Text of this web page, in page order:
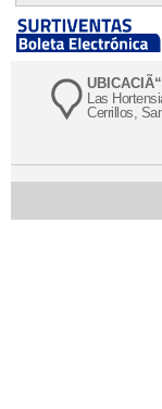
Las
Cerrillos,